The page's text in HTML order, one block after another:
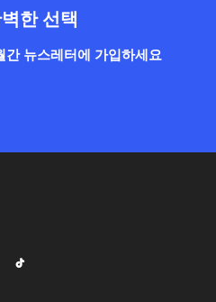
한 선택
간 뉴스레터에 가입하세요